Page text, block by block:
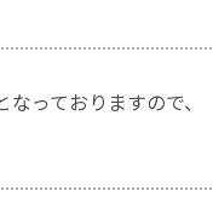
っておりますので、